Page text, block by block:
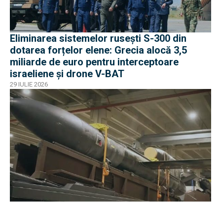
Eliminarea sistemelor rusești S-300 din
dotarea forțelor elene: Grecia alocă 3,5
miliarde de euro pentru interceptoare
israeliene și drone V-BAT
29 IULIE 2026